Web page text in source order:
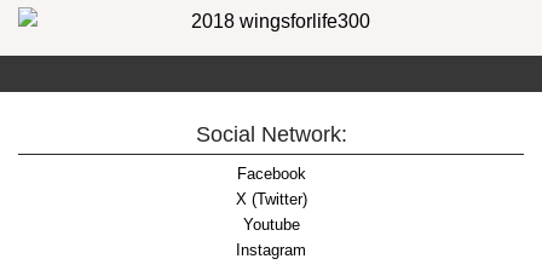
Social Network:
Facebook
X (Twitter)
Youtube
Instagram